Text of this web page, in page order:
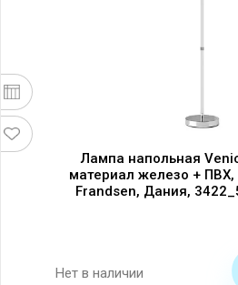
Лампа напольная
материал железо + ПВХ,
Frandsen, Дания,
Нет в наличии